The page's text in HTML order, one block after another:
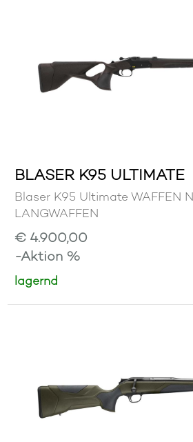
BLASER K95 ULTIMATE
Blaser K95 Ultimate WAFFEN
LANGWAFFEN
€ 4.900,00
-Aktion %
lagernd